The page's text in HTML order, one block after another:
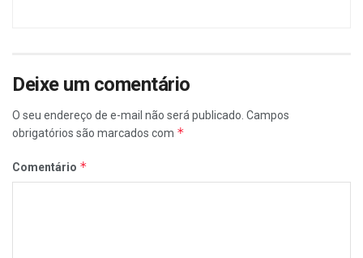
Deixe um comentário
O seu endereço de e-mail não será publicado. Campos
obrigatórios são marcados com *
Comentário *